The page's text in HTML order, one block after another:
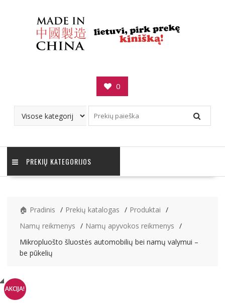
0
PREKIŲ KATEGORIJOS
🏠 Pradinis Prekių katalogas
Produktai
Namų reikmenys
Namų apyvokos reikmenys
Mikropluošto šluostės automobilių bei namų valymui –
be pūkelių
AKCIJA!